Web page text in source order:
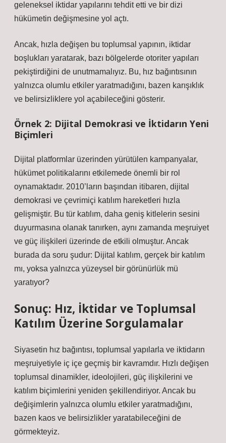
geleneksel iktidar yapılarını tehdit etti ve bir dizi
hükümetin değişmesine yol açtı.
Ancak, hızla değişen bu toplumsal yapının, iktidar
boşlukları yaratarak, bazı bölgelerde otoriter yapıları
pekiştirdiğini de unutmamalıyız. Bu, hız bağıntısının
yalnızca olumlu etkiler yaratmadığını, bazen karışıklık
ve belirsizliklere yol açabileceğini gösterir.
Örnek 2: Dijital Demokrasi ve İktidarın Yeni
Biçimleri
Dijital platformlar üzerinden yürütülen kampanyalar,
hükümet politikalarını etkilemede önemli bir rol
oynamaktadır. 2010’ların başından itibaren, dijital
demokrasi ve çevrimiçi katılım hareketleri hızla
gelişmiştir. Bu tür katılım, daha geniş kitlelerin sesini
duyurmasına olanak tanırken, aynı zamanda meşruiyet
ve güç ilişkileri üzerinde de etkili olmuştur. Ancak
burada da soru şudur: Dijital katılım, gerçek bir katılım
mı, yoksa yalnızca yüzeysel bir görünürlük mü
yaratıyor?
Sonuç: Hız, İktidar ve Toplumsal
Katılım Üzerine Sorgulamalar
Siyasetin hız bağıntısı, toplumsal yapılarla ve iktidarın
meşruiyetiyle iç içe geçmiş bir kavramdır. Hızlı değişen
toplumsal dinamikler, ideolojileri, güç ilişkilerini ve
katılım biçimlerini yeniden şekillendiriyor. Ancak bu
değişimlerin yalnızca olumlu etkiler yaratmadığını,
bazen kaos ve belirsizlikler yaratabileceğini de
görmekteyiz.